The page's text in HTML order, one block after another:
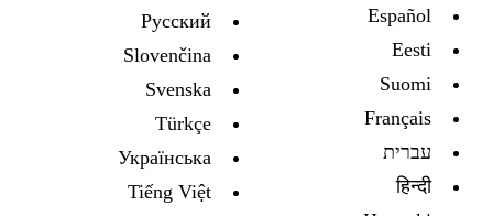
Español
Eesti
Suomi
Français
עברית
हिन्दी
Русский
Slovenčina
Svenska
Türkçe
Украïнська
Tiếng Việt